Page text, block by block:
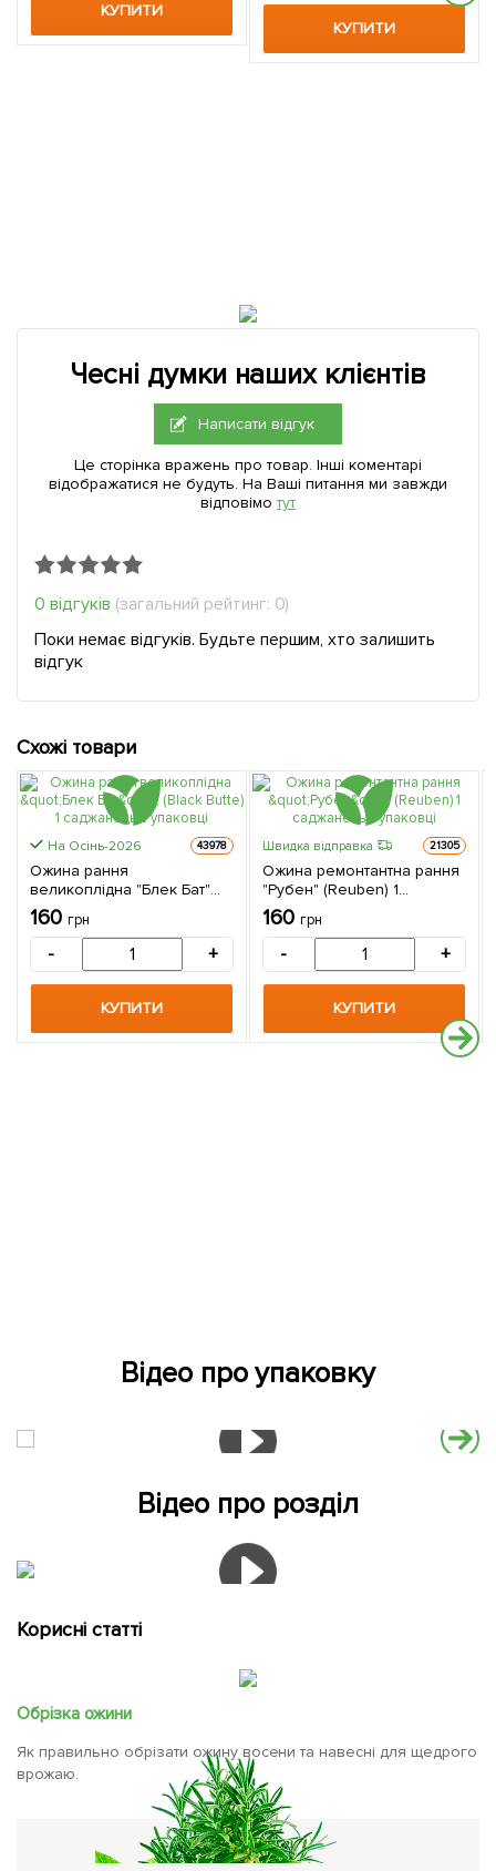
КУПИТИ
саджанець в упаковці
КУПИТИ
Чесні думки наших клієнтів
Написати відгук
Це сторінка вражень про товар. Інші коментарі
відображатися не будуть. На Ваші питання ми завжди
відповімо тут
0 відгуків (загальний рейтинг: 0)
Поки немає відгуків. Будьте першим, хто залишить
відгук
Схожі товари
На Осінь-2026 43978
Ожина рання
великоплідна "Блек Бат"
(Black Butte) 1 саджанець в
упаковці
160 грн
- +
КУПИТИ
Швидка відправка 21305
Ожина ремонтантна рання
"Рубен" (Reuben) 1
саджанець в упаковці
160 грн
- +
КУПИТИ
Відео про упаковку
Відео про розділ
Корисні статті
Обрізка ожини
Як правильно обрізати ожину восени та навесні для щедрого
врожаю.